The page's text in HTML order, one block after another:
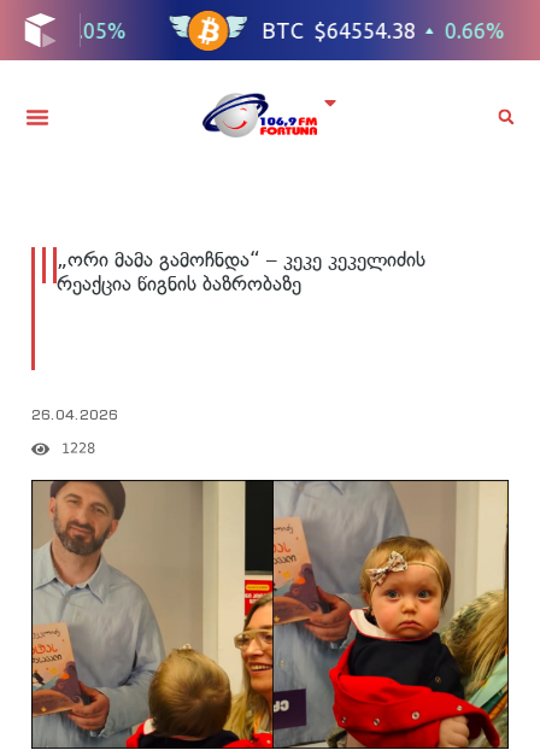
„ორი მამა გამოჩნდა“ – კეკე კეკელიძის
რეაქცია წიგნის ბაზრობაზე
26.04.2026
1228